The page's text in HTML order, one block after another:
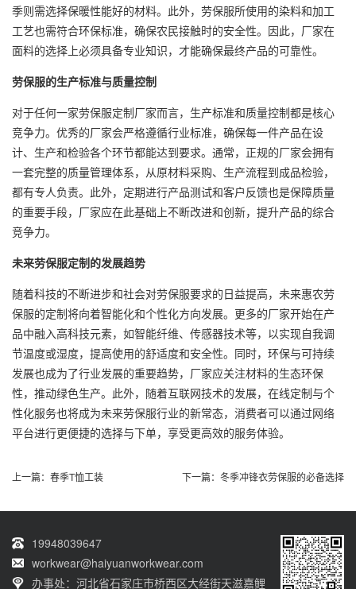
季则需选择保暖性能好的材料。此外，劳保服所使用的染料和加工
工艺也需符合环保标准，确保农民接触时的安全性。因此，厂家在
面料的选择上必须具备专业知识，才能确保最终产品的可靠性。
劳保服的生产标准与质量控制
对于任何一家劳保服定制厂家而言，生产标准和质量控制都是核心
竞争力。优秀的厂家会严格遵循行业标准，确保每一件产品在设
计、生产和检验各个环节都能达到要求。通常，正规的厂家会拥有
一套完整的质量管理体系，从原材料采购、生产流程到成品检验，
都有专人负责。此外，定期进行产品测试和客户反馈也是保障质量
的重要手段，厂家应在此基础上不断改进和创新，提升产品的综合
竞争力。
未来劳保服定制的发展趋势
随着科技的不断进步和社会对劳保服要求的日益提高，未来惠农劳
保服的定制将向着智能化和个性化方向发展。更多的厂家开始在产
品中融入高科技元素，如智能纤维、传感器技术等，以实现自我调
节温度或湿度，提高使用的舒适度和安全性。同时，环保与可持续
发展也成为了行业发展的重要趋势，厂家应关注材料的生态环保
性，推动绿色生产。此外，随着互联网技术的发展，在线定制与个
性化服务也将成为未来劳保服行业的新常态，消费者可以通过网络
平台进行更便捷的选择与下单，享受更高效的服务体验。
上一篇： 春季T恤工装 下一篇： 冬季冲锋衣劳保服的必备选择
19948039647
workwear@haiyuanworkwear.com
办事处：河北省石家庄市桥西区大经街天滋嘉鲤